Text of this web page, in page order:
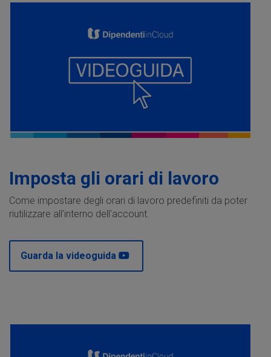
Imposta gli orari di lavoro
Come impostare degli orari di lavoro predefiniti da poter
riutilizzare all'interno dell'account.
Guarda la videoguida